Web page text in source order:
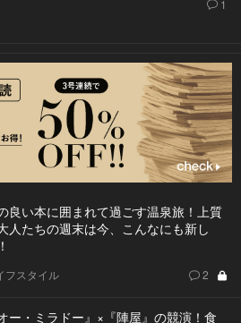
1
良い本に囲まれて過ごす温泉旅！上質
人たちの週末は今、こんなにも新し
フスタイル 2
オー・ミラドー』×『陣屋』の競演！食